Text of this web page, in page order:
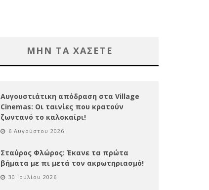
ΜΗΝ ΤΑ ΧΑΣΕΤΕ
Αυγουστιάτικη απόδραση στα Village
Cinemas: Οι ταινίες που κρατούν
ζωντανό το καλοκαίρι!
6 Αυγούστου 2026
Σταύρος Φλώρος: Έκανε τα πρώτα
βήματα με πι μετά τον ακρωτηριασμό!
30 Ιουλίου 2026